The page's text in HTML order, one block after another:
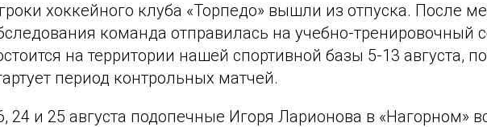
хоккейного клуба «Торпедо» вышли из отпуска. После
команда отправилась на учебно-тренировочный
на территории нашей спортивной базы 5-13 августа,
период контрольных матчей.
24 и 25 августа подопечные Игоря Ларионова в «Нагорном»